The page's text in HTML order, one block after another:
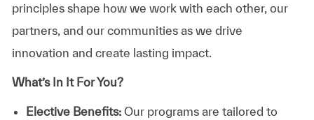
principles shape how we work with each other, our
partners, and our communities as we drive
innovation and create lasting impact.
What’s In It For You?
Elective Benefits:Our programs are tailored to